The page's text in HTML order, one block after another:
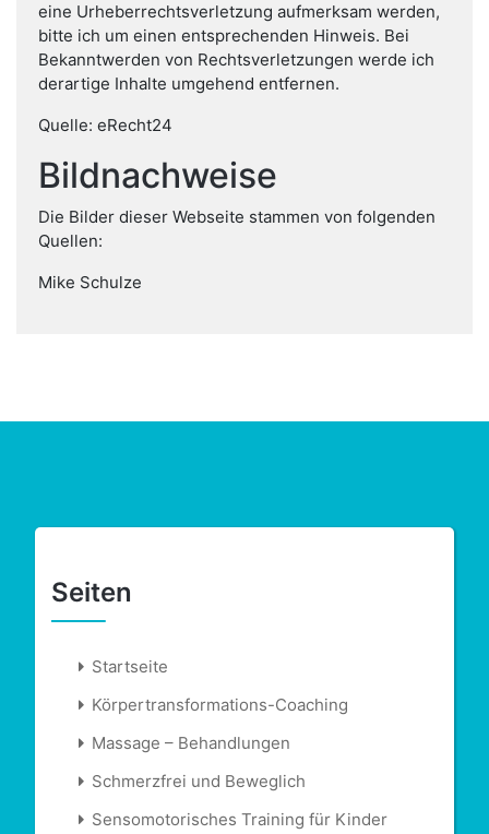
eine Urheberrechtsverletzung aufmerksam werden,
bitte ich um einen entsprechenden Hinweis. Bei
Bekanntwerden von Rechtsverletzungen werde ich
derartige Inhalte umgehend entfernen.
Quelle: eRecht24
Bildnachweise
Die Bilder dieser Webseite stammen von folgenden
Quellen:
Mike Schulze
Seiten
Startseite
Körpertransformations-Coaching
Massage – Behandlungen
Schmerzfrei und Beweglich
Sensomotorisches Training für Kinder